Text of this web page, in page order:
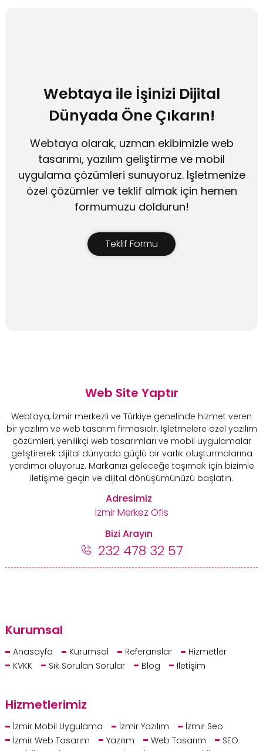
Webtaya ile İşinizi Dijital
Dünyada Öne Çıkarın!
Webtaya olarak, uzman ekibimizle web
tasarımı, yazılım geliştirme ve mobil
uygulama çözümleri sunuyoruz. İşletmenize
özel çözümler ve teklif almak için hemen
formumuzu doldurun!
Teklif Formu
Kurumsal
Anasayfa Kurumsal Referanslar
Hizmetler
KVKK
Sık Sorulan Sorular Blog İletişim
Hizmetlerimiz
İzmir Mobil Uygulama İzmir Yazılım
İzmir Seo
İzmir Web Tasarım
Yazılım Web Tasarım
SEO
Web Site Yaptır
Webtaya, İzmir merkezli ve Türkiye genelinde hizmet veren
bir yazılım ve web tasarım firmasıdır. İşletmelere özel yazılım
çözümleri, yenilikçi web tasarımları ve mobil uygulamalar
geliştirerek dijital dünyada güçlü bir varlık oluşturmalarına
yardımcı oluyoruz. Markanızı geleceğe taşımak için bizimle
iletişime geçin ve dijital dönüşümünüzü başlatın.
Adresimiz
İzmir Merkez Ofis
Bizi Arayın
232 478 32 57